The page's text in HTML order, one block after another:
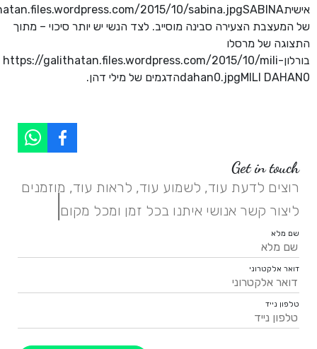
של המעצבת הצעירה סבינה מוסייב. לצד הנשי יש יותר סיכוי – מתוך
התצוגה של מרסלו
בורלוןhttps://galithatan.files.wordpress.com/2015/10/mili-
dahan0.jpgMILI DAHAN0הדגמים של מילי דהן.
Get in touch
רוצים לדעת עוד, לשמוע עוד, לראות עוד, מוזמנים
ליצור קשר אנושי איתנו בכל זמן ומכל מקום.
|
שם מלא
דואר אלקטרוני
טלפון נייד